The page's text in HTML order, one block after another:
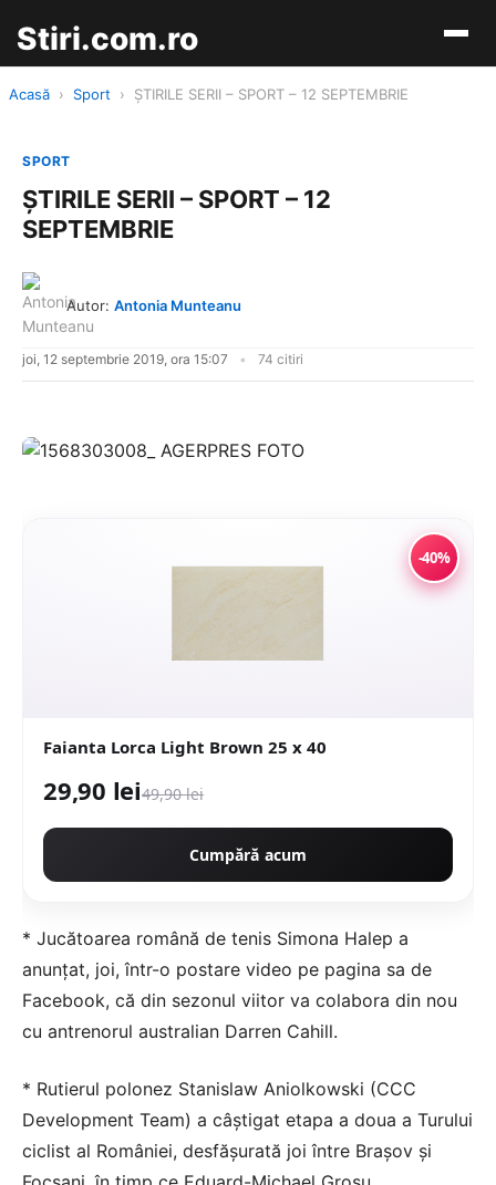
Stiri.com.ro
Acasă › Sport › ŞTIRILE SERII – SPORT – 12 SEPTEMBRIE
SPORT
ŞTIRILE SERII – SPORT – 12
SEPTEMBRIE
Autor: Antonia Munteanu
joi, 12 septembrie 2019, ora 15:07 74 citiri
-40%
Faianta Lorca Light Brown 25 x 40
29,90 lei49,90 lei
Cumpără acum
* Jucătoarea română de tenis Simona Halep a
anunţat, joi, într-o postare video pe pagina sa de
Facebook, că din sezonul viitor va colabora din nou
cu antrenorul australian Darren Cahill.
* Rutierul polonez Stanislaw Aniolkowski (CCC
Development Team) a câştigat etapa a doua a Turului
ciclist al României, desfăşurată joi între Braşov şi